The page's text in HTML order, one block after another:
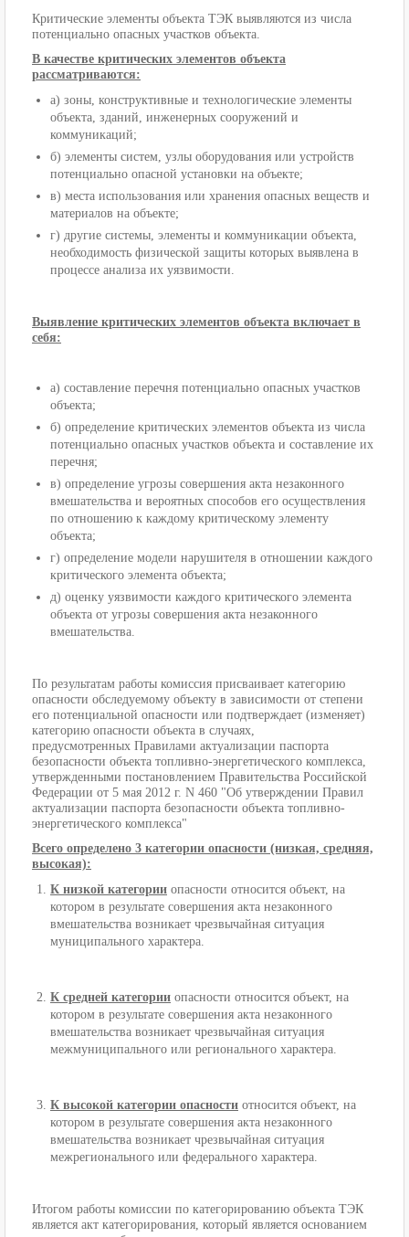
Критические элементы объекта ТЭК выявляются из числа
потенциально опасных участков объекта.
В качестве критических элементов объекта
рассматриваются:
а) зоны, конструктивные и технологические элементы
объекта, зданий, инженерных сооружений и
коммуникаций;
б) элементы систем, узлы оборудования или устройств
потенциально опасной установки на объекте;
в) места использования или хранения опасных веществ и
материалов на объекте;
г) другие системы, элементы и коммуникации объекта,
необходимость физической защиты которых выявлена в
процессе анализа их уязвимости.
Выявление критических элементов объекта включает в
себя:
а) составление перечня потенциально опасных участков
объекта;
б) определение критических элементов объекта из числа
потенциально опасных участков объекта и составление их
перечня;
в) определение угрозы совершения акта незаконного
вмешательства и вероятных способов его осуществления
по отношению к каждому критическому элементу
объекта;
г) определение модели нарушителя в отношении каждого
критического элемента объекта;
д) оценку уязвимости каждого критического элемента
объекта от угрозы совершения акта незаконного
вмешательства.
По результатам работы комиссия присваивает категорию
опасности обследуемому объекту в зависимости от степени
его потенциальной опасности или подтверждает (изменяет)
категорию опасности объекта в случаях,
предусмотренных Правилами актуализации паспорта
безопасности объекта топливно-энергетического комплекса,
утвержденными постановлением Правительства Российской
Федерации от 5 мая 2012 г. N 460 "Об утверждении Правил
актуализации паспорта безопасности объекта топливно-
энергетического комплекса"
Всего определено 3 категории опасности (низкая, средняя,
высокая):
К низкой категории опасности относится объект, на
котором в результате совершения акта незаконного
вмешательства возникает чрезвычайная ситуация
муниципального характера.
К средней категории опасности относится объект, на
котором в результате совершения акта незаконного
вмешательства возникает чрезвычайная ситуация
межмуниципального или регионального характера.
К высокой категории опасности относится объект, на
котором в результате совершения акта незаконного
вмешательства возникает чрезвычайная ситуация
межрегионального или федерального характера.
Итогом работы комиссии по категорированию объекта ТЭК
является акт категорирования, который является основанием